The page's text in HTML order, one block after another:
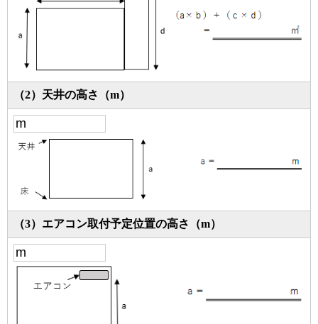
（2）天井の高さ（m）
（3）エアコン取付予定位置の高さ（m）